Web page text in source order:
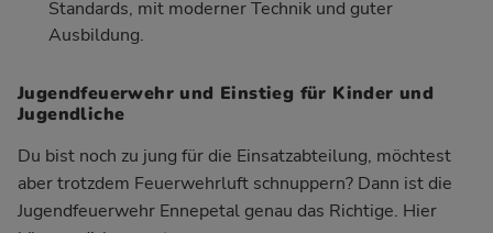
Standards, mit moderner Technik und guter
Ausbildung.
Jugendfeuerwehr und Einstieg für Kinder und
Jugendliche
Du bist noch zu jung für die Einsatzabteilung, möchtest
aber trotzdem Feuerwehrluft schnuppern? Dann ist die
Jugendfeuerwehr Ennepetal genau das Richtige. Hier